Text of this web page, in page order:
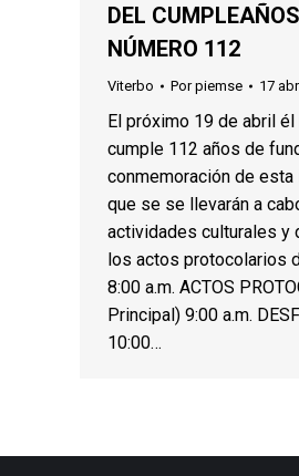
DEL
NÚMERO 112
Viterbo Porpiemse 17
El próximo 19 de abril
cumple 112 años de
conmemoración de
que se se llevarán a
actividades culturales y
los actos protocolarios
8:00 a.m. ACTOS
Principal) 9:00 a.m.
10:00…